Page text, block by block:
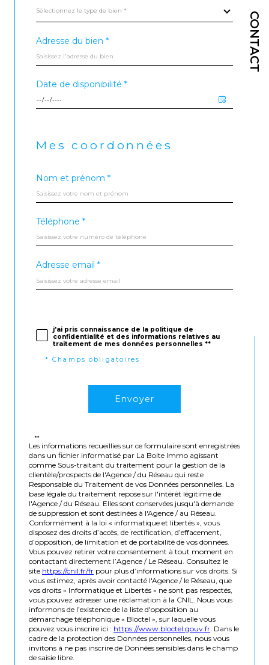
CONTACT
Sélectionnez le type de bien *
Adresse du bien *
Date de disponibilité *
Mes coordonnées
Nom et prénom *
Téléphone *
Adresse email *
j'ai pris connaissance de la politique de
confidentialité et des informations relatives au
traitement de mes données personnelles **
* Champs obligatoires
Envoyer
**
Les informations recueillies sur ce formulaire sont enregistrées
dans un fichier informatisé par La Boite Immo agissant
comme Sous-traitant du traitement pour la gestion de la
clientèle/prospects de l'Agence / du Réseau qui reste
Responsable du Traitement de vos Données personnelles. La
base légale du traitement repose sur l'intérêt légitime de
l'Agence / du Réseau. Elles sont conservées jusqu'à demande
de suppression et sont destinées à l'Agence / au Réseau.
Conformément à la loi « informatique et libertés », vous
disposez des droits d’accès, de rectification, d’effacement,
d’opposition, de limitation et de portabilité de vos données.
Vous pouvez retirer votre consentement à tout moment en
contactant directement l’Agence / Le Réseau. Consultez le
site https://cnil.fr/fr pour plus d’informations sur vos droits. Si
vous estimez, après avoir contacté l'Agence / le Réseau, que
vos droits « Informatique et Libertés » ne sont pas respectés,
vous pouvez adresser une réclamation à la CNIL. Nous vous
informons de l’existence de la liste d'opposition au
démarchage téléphonique « Bloctel », sur laquelle vous
pouvez vous inscrire ici : https://www.bloctel.gouv.fr . Dans le
cadre de la protection des Données personnelles, nous vous
invitons à ne pas inscrire de Données sensibles dans le champ
de saisie libre.